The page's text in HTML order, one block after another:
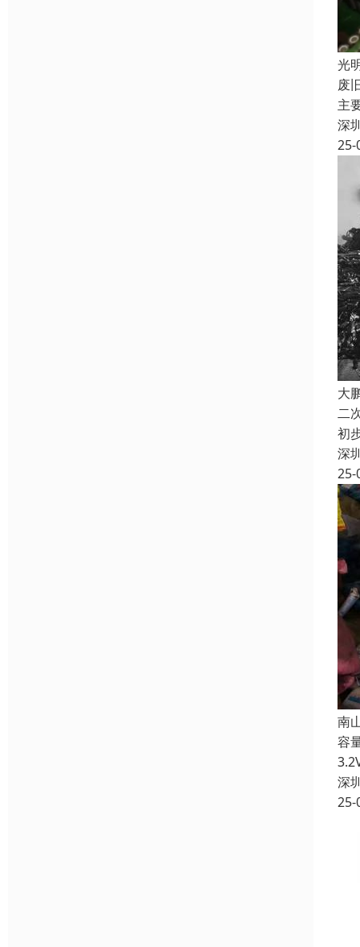
光
废
主
深
25-
大
二
初
深
25-
南
容
深
25-